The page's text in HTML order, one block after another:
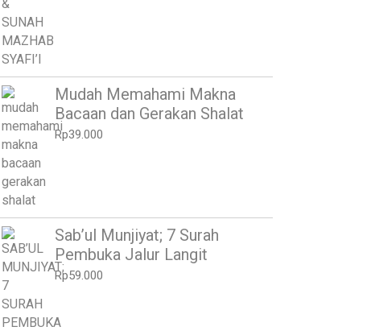
Mudah Memahami Makna
Bacaan dan Gerakan Shalat
Rp39.000
Sab’ul Munjiyat; 7 Surah
Pembuka Jalur Langit
Rp59.000